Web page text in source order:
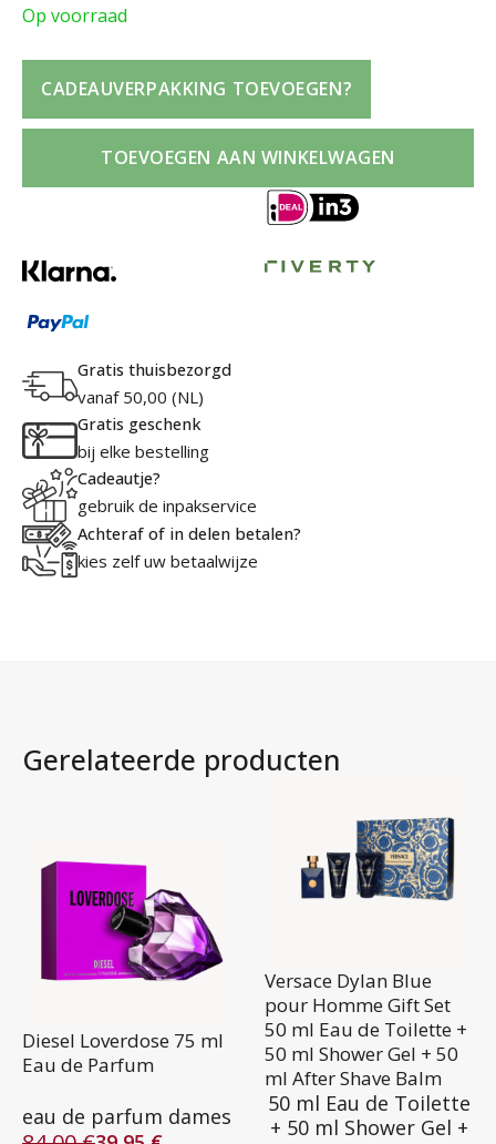
Op voorraad
CADEAUVERPAKKING TOEVOEGEN?
Set
TOEVOEGEN AAN WINKELWAGEN
Gratis thuisbezorgd
vanaf 50,00 (NL)
Gratis geschenk
bij elke bestelling
Cadeautje?
gebruik de inpakservice
Achteraf of in delen betalen?
kies zelf uw betaalwijze
Gerelateerde producten
Diesel Loverdose 75 ml
Eau de Parfum
eau de parfum dames
Versace Dylan Blue
pour Homme Gift Set
50 ml Eau de Toilette +
50 ml Shower Gel + 50
ml After Shave Balm
50 ml Eau de Toilette
+ 50 ml Shower Gel +